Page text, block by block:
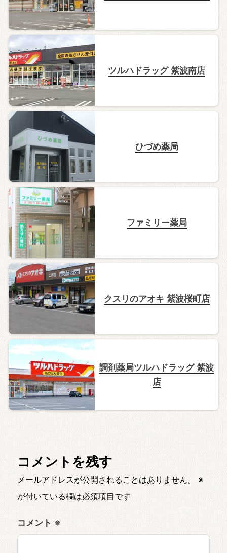
ツルハドラッグ 紫波南店
ひづめ薬局
ファミリー薬局
クスリのアオキ 紫波桜町店
調剤薬局ツルハドラッグ 紫波
店
コメントを残す
メールアドレスが公開されることはありません。
※
が付いている欄は必須項目です
コメント ※